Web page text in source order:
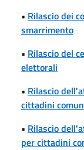
• Rilascio dei
smarrimento
• Rilascio del
elettorali
• Rilascio
cittadini
• Rilascio
per cittadini